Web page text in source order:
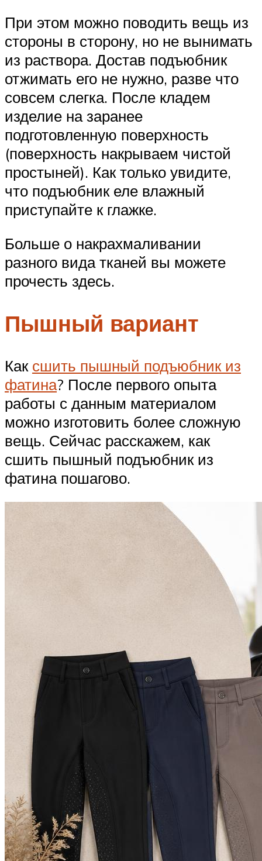
При этом можно поводить вещь из
стороны в сторону, но не вынимать
из раствора. Достав подъюбник
отжимать его не нужно, разве что
совсем слегка. После кладем
изделие на заранее
подготовленную поверхность
(поверхность накрываем чистой
простыней). Как только увидите,
что подъюбник еле влажный
приступайте к глажке.
Больше о накрахмаливании
разного вида тканей вы можете
прочесть здесь.
Пышный вариант
Как сшить пышный подъюбник из
фатина? После первого опыта
работы с данным материалом
можно изготовить более сложную
вещь. Сейчас расскажем, как
сшить пышный подъюбник из
фатина пошагово.